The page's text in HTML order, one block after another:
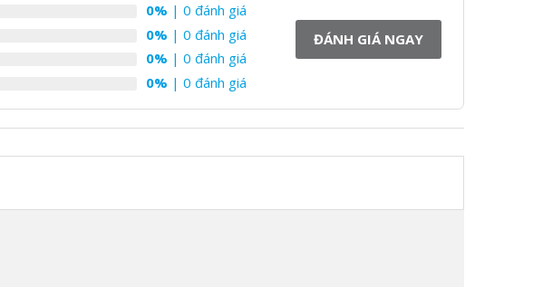
0% | 0 đánh giá
0% | 0 đánh giá
0% | 0 đánh giá
0% | 0 đánh giá
ĐÁNH GIÁ NGAY